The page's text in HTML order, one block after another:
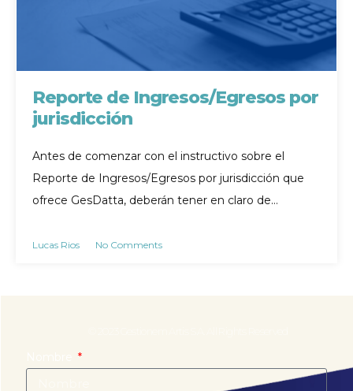
Reporte de Ingresos/Egresos por
jurisdicción
Antes de comenzar con el instructivo sobre el
Reporte de Ingresos/Egresos por jurisdicción que
ofrece GesDatta, deberán tener en claro de…
Lucas Rios No Comments
gesdatta.com